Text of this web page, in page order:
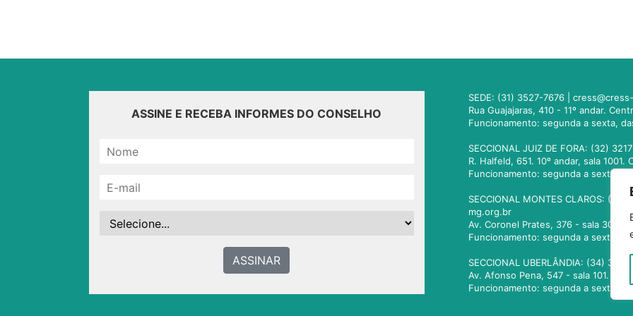
ASSINE E RECEBA INFORMES DO CONSELHO
ASSINAR
SEDE: (31) 3527-7676 |
Rua Guajajaras, 410 - 11º andar.
Funcionamento: segunda a sexta,
SECCIONAL JUIZ DE FORA: (32)
R. Halfeld, 651. 10º andar, sala
Funcionamento: segunda a sexta,
SECCIONAL MONTES CLAROS:
mg.org.br
Av. Coronel Prates, 376 - sala 301.
Funcionamento: segunda a sexta,
SECCIONAL UBERLÂNDIA: (34)
Av. Afonso Pena, 547 - sala 101.
Funcionamento: segunda a sexta,